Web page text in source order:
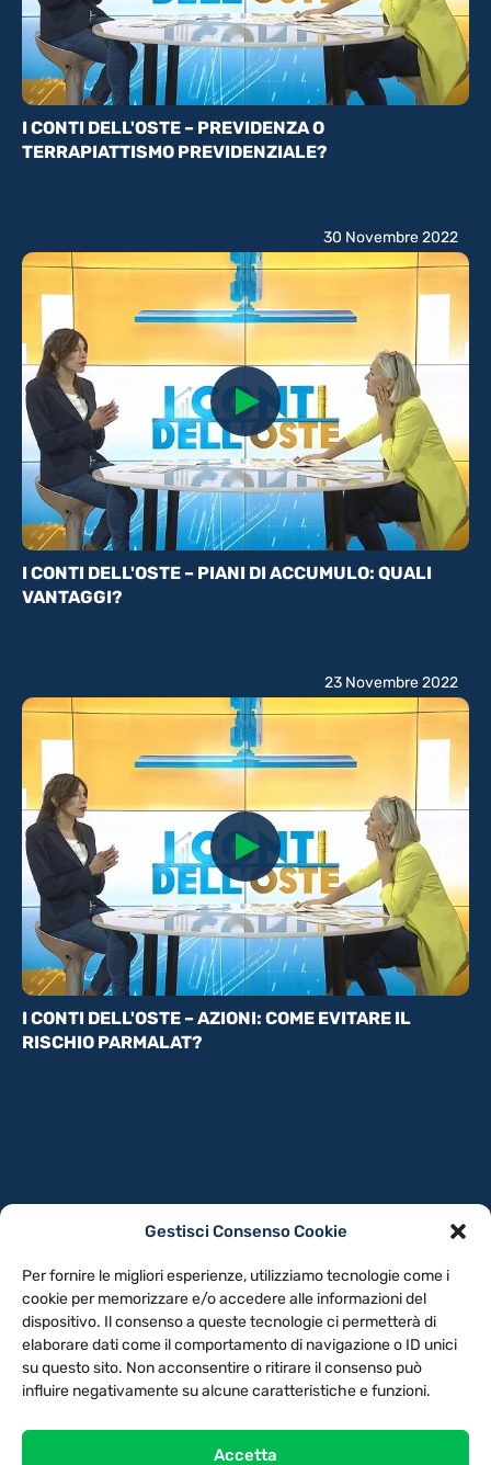
Gestisci Consenso Cookie
Per fornire le migliori esperienze, utilizziamo tecnologie come i
cookie per memorizzare e/o accedere alle informazioni del
dispositivo. Il consenso a queste tecnologie ci permetterà di
elaborare dati come il comportamento di navigazione o ID unici
su questo sito. Non acconsentire o ritirare il consenso può
influire negativamente su alcune caratteristiche e funzioni.
Accetta
I CONTI DELL'OSTE – PREVIDENZA O
TERRAPIATTISMO PREVIDENZIALE?
I CONTI DELL'OSTE – PIANI DI ACCUMULO: QUALI
VANTAGGI?
30 Novembre 2022
I CONTI DELL'OSTE – AZIONI: COME EVITARE IL
RISCHIO PARMALAT?
23 Novembre 2022
NOTE LEGALI
CONTATTACI PREFERENZE
TV LIBERA S.P.A.
Via Monteleonese 95/21 – 51100 Pistoia (PT)
Tel. 0573.9136 / Fax 0573.913615